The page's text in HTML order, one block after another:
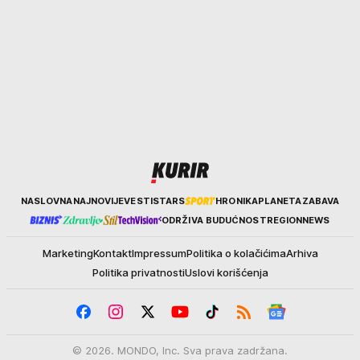
KurirNASLOVNANAJNOVIJEVESTISTARS HRONIKAPLANETAZABAVA
ODRŽIVA BUDUĆNOSTREGIONNEWS
MarketingKontaktImpressumPolitika o kolačićimaArhiva
Politika privatnostiUslovi korišćenja
© 2026. MONDO, Inc. Sva prava zadržana.